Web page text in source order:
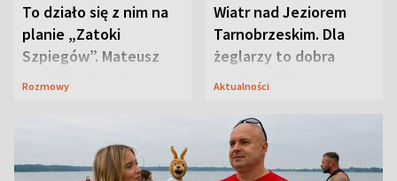
To działo się z nim na
planie „Zatoki
Szpiegów”. Mateusz
Janicki odsłonił
Rozmowy
Wiatr nad Jeziorem
Tarnobrzeskim. Dla
żeglarzy to dobra
wiadomość
Aktualności